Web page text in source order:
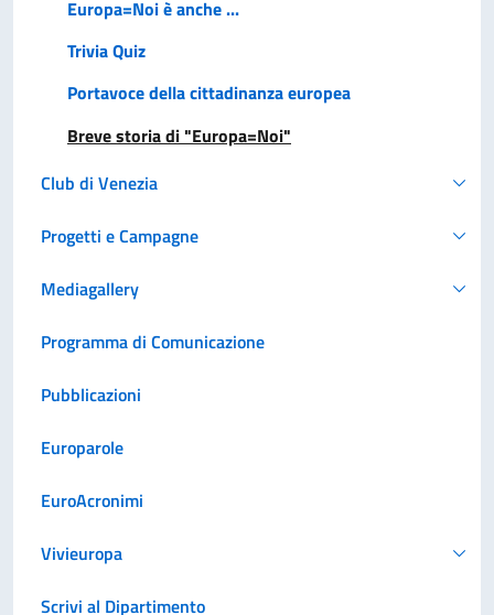
Europa=Noi è anche ...
Trivia Quiz
Portavoce della cittadinanza europea
Breve storia di "Europa=Noi"
Club di Venezia
Progetti e Campagne
Mediagallery
Programma di Comunicazione
Pubblicazioni
Europarole
EuroAcronimi
Vivieuropa
Scrivi al Dipartimento